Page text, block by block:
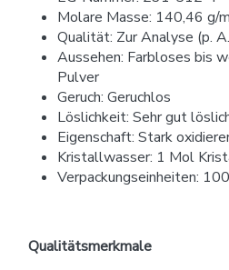
Molare Masse: 140,46 g/
Qualität: Zur Analyse (p.
Aussehen: Farbloses bis
Pulver
Geruch: Geruchlos
Löslichkeit: Sehr gut
Eigenschaft: Stark
Kristallwasser: 1 Mol
Verpackungseinheiten:
Qualitätsmerkmale